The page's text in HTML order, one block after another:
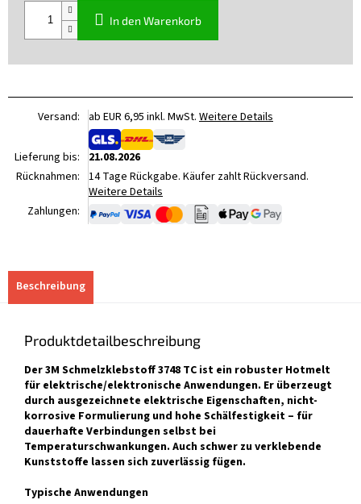
In den Warenkorb
Versand: ab EUR 6,95 inkl. MwSt. Weitere Details
Lieferung bis:
21.08.2026
Rücknahmen: 14 Tage Rückgabe. Käufer zahlt Rückversand.
Weitere Details
Zahlungen:
Beschreibung
Produktdetailbeschreibung
Der 3M Schmelzklebstoff 3748 TC ist ein robuster Hotmelt
für elektrische/elektronische Anwendungen. Er überzeugt
durch ausgezeichnete elektrische Eigenschaften, nicht-
korrosive Formulierung und hohe Schälfestigkeit – für
dauerhafte Verbindungen selbst bei
Temperaturschwankungen. Auch schwer zu verklebende
Kunststoffe lassen sich zuverlässig fügen.
Typische Anwendungen